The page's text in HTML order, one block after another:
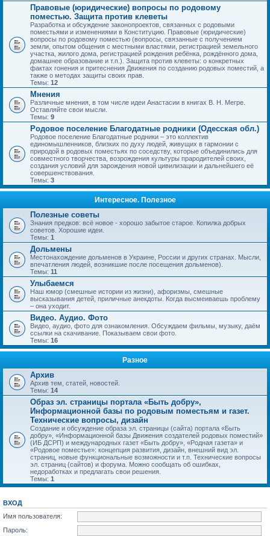
Правовые (юридические) вопросы по родовому
поместью. Защита против клеветы
Разработка и обсуждение законопроектов, связанных с родовыми
поместьями и изменениями в Конституцию. Правовые (юридические)
вопросы по родовому поместью (вопросы, связанные с получением
земли, опытом общения с местными властями, регистрацией земельного
участка, жилого дома, регистрацией рождения ребёнка, рождённого дома,
домашнее образование и т.п.). Защита против клеветы: о конкретных
фактах гонения и притеснения Движения по созданию родовых поместий, а
также о методах защиты своих прав.
Темы: 12
Мнения
Различные мнения, в том числе идеи Анастасии в книгах В. Н. Мегре.
Оставляйте свои мысли.
Темы: 9
Родовое поселение Благодатные родники (Одесская обл.)
Родовое поселение Благодатные родники – это коллектив
единомышленников, близких по духу людей, живущих в гармонии с
природой в родовых поместьях по соседству, которые объединились для
совместного творчества, возрождения культуры прародителей своих,
создания условий для зарождения новой цивилизации и дальнейшего её
совершенствования.
Темы: 3
Интересное. Полезное
Полезные советы
Знания предков: всё новое - хорошо забытое старое. Копилка добрых
советов. Хорошие идеи.
Темы: 1
Дольмены
Местонахождение дольменов в Украине, России и других странах. Мысли,
впечатления людей, возникшие после посещения дольменов).
Темы: 11
Улыбаемся
Наш юмор (смешные истории из жизни), афоризмы, смешные
высказывания детей, приличные анекдоты. Когда высмеиваешь проблему
– она уходит.
Видео. Аудио. Фото
Видео, аудио, фото для ознакомления. Обсуждаем фильмы, музыку, даём
ссылки на скачивание. Показываем свои фото.
Темы: 16
Разное
Архив
Архив тем, статей, новостей.
Темы: 14
Образ эл. страницы портала «Быть добру»,
Информационной базы по родовым поместьям и газет.
Технические вопросы, дизайн
Создание и обсуждение образа эл. страницы (сайта) портала «Быть
добру», «Информационной базы Движения создателей родовых поместий»
(ИБ ДСРП) и международных газет «Быть добру», «Родная газета» и
«Родовое поместье»: концепция развития, дизайн, внешний вид эл.
страниц, новые функциональные возможности и т.п. Технические вопросы
эл. страниц (сайтов) и форума. Можно сообщать об ошибках,
недоработках и предлагать свои решения.
Темы: 1
ВХОД
Имя пользователя:
Пароль: